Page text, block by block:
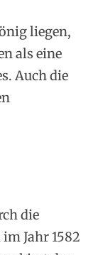
liegen,
als eine
Auch die
die
Jahr 1582